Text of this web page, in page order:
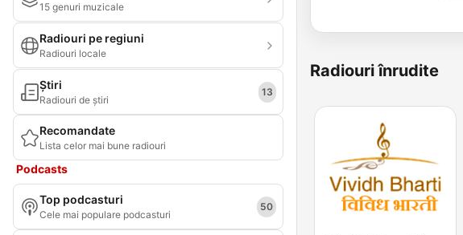
15 genuri muzicale
Radiouri pe regiuni
Radiouri locale
Știri
Radiouri de știri
13
Recomandate
Lista celor mai bune radiouri
Podcasts
Top podcasturi
Cele mai populare podcasturi
50
Radiouri înrudite